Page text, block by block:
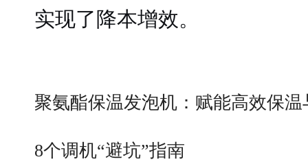
实现了降本增效。
聚氨酯保温发泡机：赋能高效保
8个调机“避坑”指南